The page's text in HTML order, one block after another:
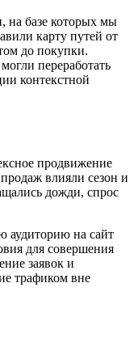
на базе которых мы
карту путей от
до покупки.
переработать
контекстной
продвижение
влияли сезон и
дожди, спрос
аудиторию на сайт
для совершения
заявок и
трафиком вне